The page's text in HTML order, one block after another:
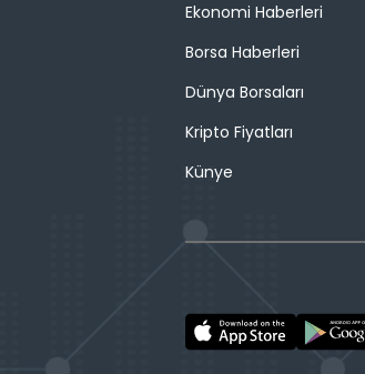
Ekonomi Haberleri
Borsa Haberleri
Dünya Borsaları
Kripto Fiyatları
Künye